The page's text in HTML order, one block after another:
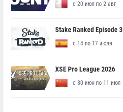
с 20 июл по 2 авг
Stake Ranked Episode 3
с 14 по 17 июля
XSE Pro League 2026
с 30 июн по 11 июл